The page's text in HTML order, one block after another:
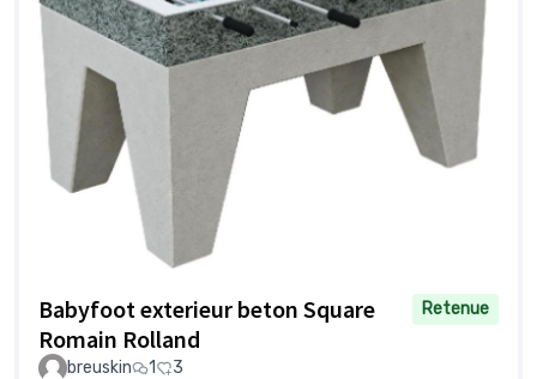
Babyfoot exterieur beton Square
Romain Rolland
Retenue
breuskin 1 3